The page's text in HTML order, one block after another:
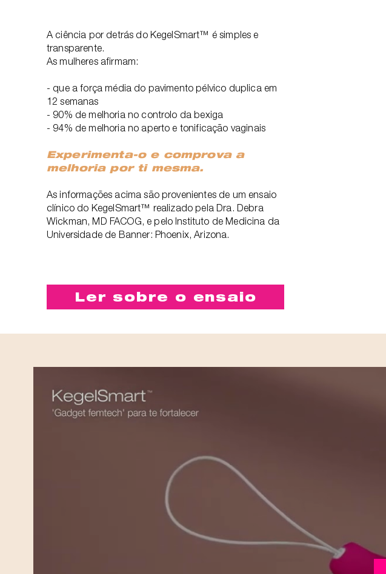
A ciência por detrás do KegelSmart™ é simples e
transparente.
As mulheres afirmam:
- que a força média do pavimento pélvico duplica em
12 semanas
- 90% de melhoria no controlo da bexiga
- 94% de melhoria no aperto e tonificação vaginais
Experimenta-o e comprova a
melhoria por ti mesma.
As informações acima são provenientes de um ensaio
clínico do KegelSmart™ realizado pela Dra. Debra
Wickman, MD FACOG, e pelo Instituto de Medicina da
Universidade de Banner: Phoenix, Arizona.
Ler sobre o ensaio